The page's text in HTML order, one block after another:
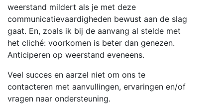
weerstand mildert als je met deze
communicatievaardigheden bewust aan de slag
gaat. En, zoals ik bij de aanvang al stelde met
het cliché: voorkomen is beter dan genezen.
Anticiperen op weerstand eveneens.
Veel succes en aarzel niet om ons te
contacteren met aanvullingen, ervaringen en/of
vragen naar ondersteuning.